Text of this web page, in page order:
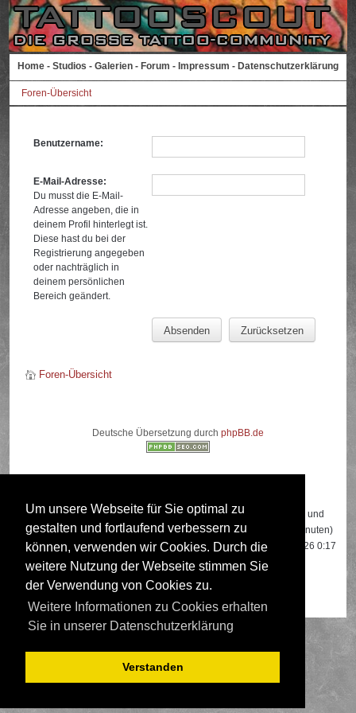
Um unsere Webseite für Sie optimal zu
gestalten und fortlaufend verbessern zu
können, verwenden wir Cookies. Durch die
weitere Nutzung der Webseite stimmen Sie
der Verwendung von Cookies zu.
Weitere Informationen zu Cookies erhalten
Sie in unserer Datenschutzerklärung
Verstanden
Home - Studios - Galerien - Forum - Impressum - Datenschutzerklärung
Foren-Übersicht
Benutzername:
E-Mail-Adresse:
Du musst die E-Mail-
Adresse angeben, die in
deinem Profil hinterlegt ist.
Diese hast du bei der
Registrierung angegeben
oder nachträglich in
deinem persönlichen
Bereich geändert.
Foren-Übersicht
Deutsche Übersetzung durch phpBB.de
Insgesamt sind425Besucher online: 2 registrierte, 0 unsichtbare und
423 Gäste (basierend auf den aktiven Besuchern der letzten 5 Minuten)
Der Besucherrekord liegt bei22108Besuchern, die am 13.04.2026 0:17
gleichzeitig online waren.
Google [Bot]